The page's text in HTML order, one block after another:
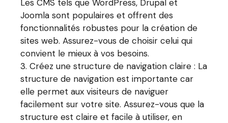
Les CMS tels que WordPress, Drupal et
Joomla sont populaires et offrent des
fonctionnalités robustes pour la création de
sites web. Assurez-vous de choisir celui qui
convient le mieux à vos besoins.
Créez une structure de navigation claire : La
structure de navigation est importante car
elle permet aux visiteurs de naviguer
facilement sur votre site. Assurez-vous que la
structure est claire et facile à utiliser, en